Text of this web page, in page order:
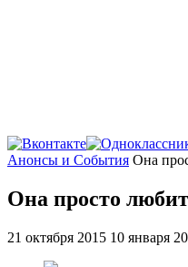
Главная
Анонсы и События Она
Она просто
21 октября 2015 10 января